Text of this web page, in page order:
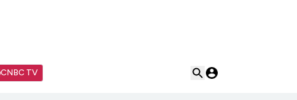
CNBC TV